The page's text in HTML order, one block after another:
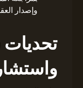
وإصدار
تحديات